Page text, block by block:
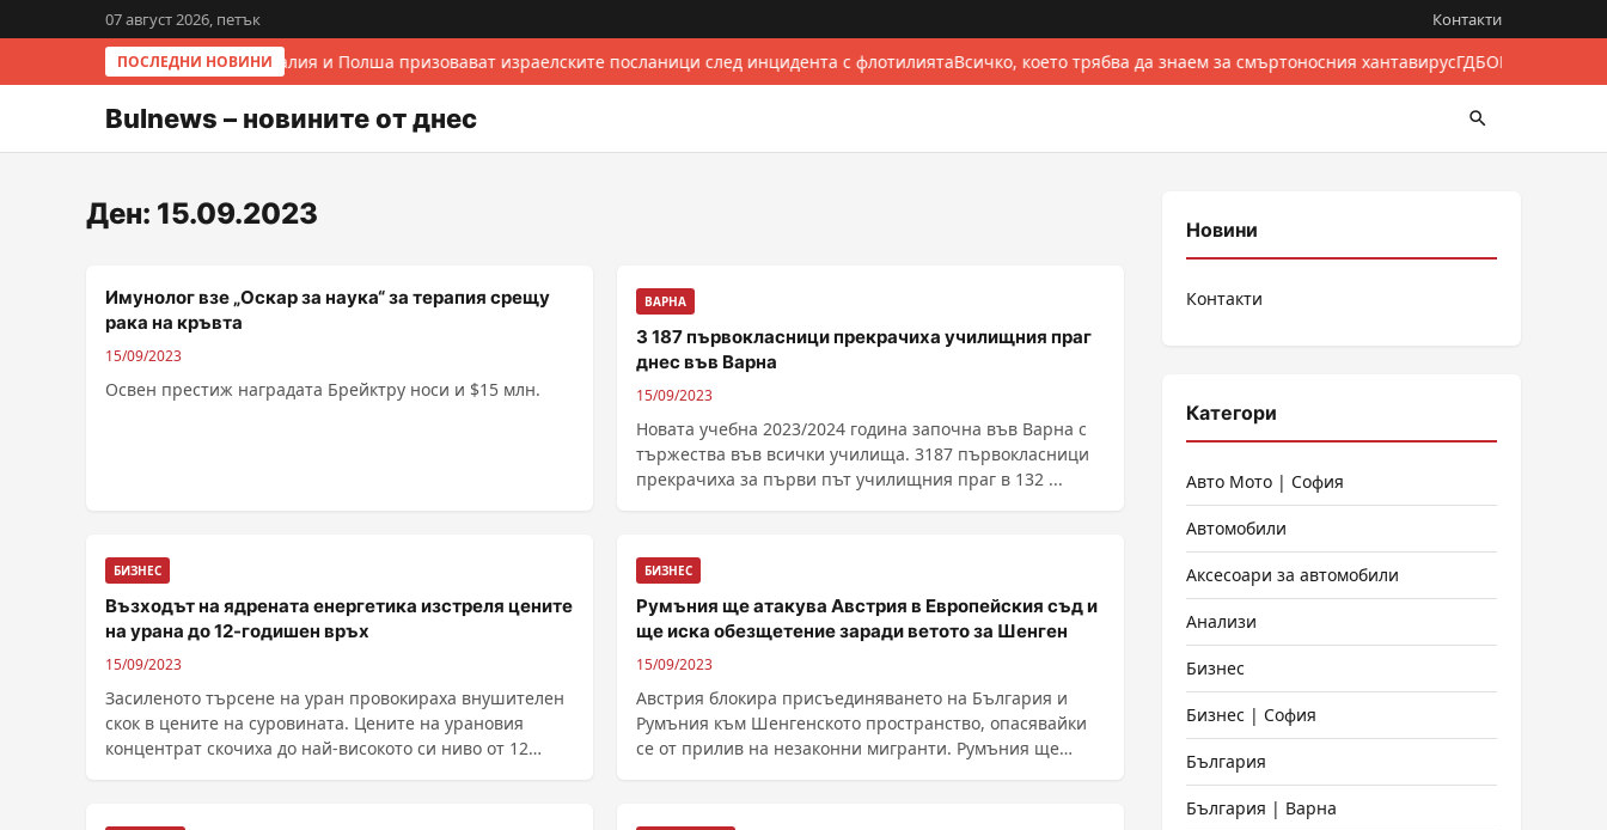
07 август 2026, петък Контакти
ПОСЛЕДНИ НОВИНИИталия и Полша призовават израелските посланици след инцидента с флотилиятаВсичко, което трябва да знаем за смъртоносния хантавирусГДБОП разби
Bulnews – новините от днес
Ден: 15.09.2023
Имунолог взе „Оскар за наука“ за терапия срещу
рака на кръвта
15/09/2023
Освен престиж наградата Брейктру носи и $15 млн.
ВАРНА
3 187 първокласници прекрачиха училищния праг
днес във Варна
15/09/2023
Новата учебна 2023/2024 година започна във Варна с
тържества във всички училища. 3187 първокласници
прекрачиха за първи път училищния праг в 132 ...
БИЗНЕС
Възходът на ядрената енергетика изстреля цените
на урана до 12-годишен връх
15/09/2023
Засиленото търсене на уран провокираха внушителен
скок в цените на суровината. Цените на урановия
концентрат скочиха до най-високото си ниво от 12
БИЗНЕС
Румъния ще атакува Австрия в Европейския съд и
ще иска обезщетение заради ветото за Шенген
15/09/2023
Австрия блокира присъединяването на България и
Румъния към Шенгенското пространство, опасявайки
се от прилив на незаконни мигранти. Румъния ще
Новини
Контакти
Категори
Авто Мото | София
Автомобили
Аксесоари за автомобили
Анализи
Бизнес
Бизнес | София
България
България | Варна